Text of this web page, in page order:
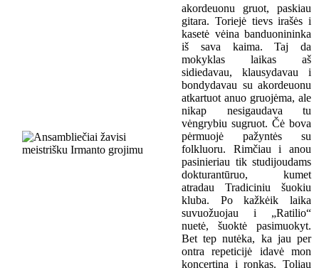
akordeuonu gruot, paskiau
gitara. Toriejė tievs irašės i
kasetė vėina banduonininka
iš sava kaima. Taj da
mokyklas laikas aš
sidiedavau, klausydavau i
bondydavau su akordeuonu
atkartuot anuo gruojėma, ale
nikap nesigaudava tu
vėngrybiu sugruot. Čė bova
pėrmuojė pažyntės su
folkluoru. Rimčiau i anou
pasinieriau tik studijoudams
dokturantūruo, kumet
atradau Tradiciniu šuokiu
kluba. Po kažkėik laika
suvuožuojau i „Ratilio“
nuetė, šuoktė pasimuokyt.
Bet tep nutėka, ka jau per
ontra repeticijė idavė mon
koncertina i ronkas. Toliau